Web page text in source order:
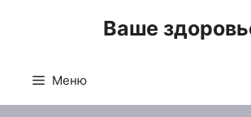
Ваше
Меню